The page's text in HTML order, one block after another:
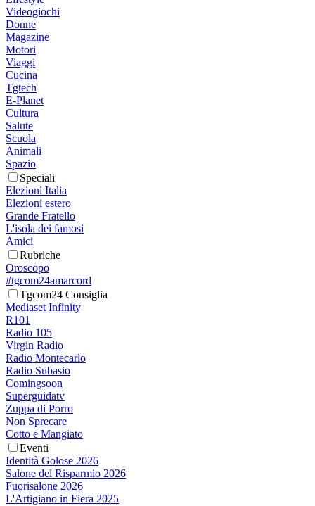
Videogiochi
Donne
Magazine
Motori
Viaggi
Cucina
Tgtech
E-Planet
Cultura
Salute
Scuola
Animali
Spazio
Speciali
Elezioni Italia
Elezioni estero
Grande Fratello
L'isola dei famosi
Amici
Rubriche
Oroscopo
#tgcom24amarcord
Tgcom24 Consiglia
Mediaset Infinity
R101
Radio 105
Virgin Radio
Radio Montecarlo
Radio Subasio
Comingsoon
Superguidatv
Zuppa di Porro
Non Sprecare
Cotto e Mangiato
Eventi
Identità Golose 2026
Salone del Risparmio 2026
Fuorisalone 2026
L'Artigiano in Fiera 2025